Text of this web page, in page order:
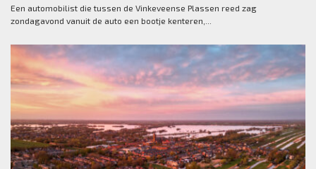
Een automobilist die tussen de Vinkeveense Plassen reed zag
zondagavond vanuit de auto een bootje kenteren,...